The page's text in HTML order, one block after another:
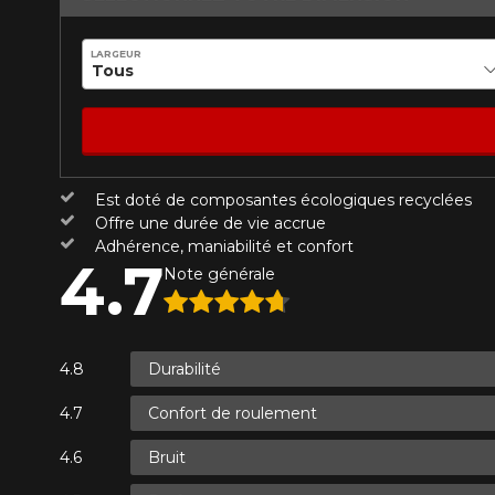
Est doté de composantes écologiques recyclées
Offre une durée de vie accrue
Adhérence, maniabilité et confort
LARGEUR
4.7Note générale
Durabilité
Confort de roulement
Bruit
Votre avis
Note
Que magasinez-vous?
*Attention cette dimension